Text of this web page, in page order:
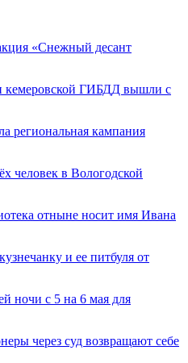
«Снежный десант
кемеровской ГИБДД вышли с
региональная кампания
человек в Вологодской
отныне носит имя Ивана
и ее питбуля от
ночи с 5 на 6 мая для
через суд возвращают себе